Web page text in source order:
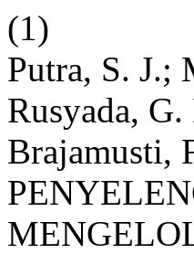
(1)
Putra, S. J.;
Rusyada,
Brajamusti,